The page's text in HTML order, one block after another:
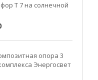
Т 7 на солнечной
опора 3
Энергосвет